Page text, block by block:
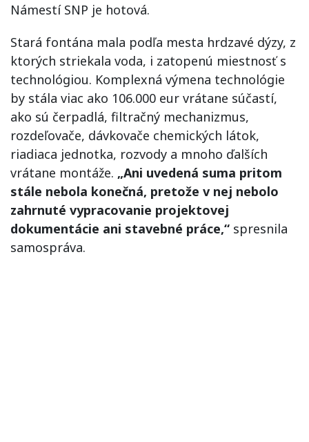
Námestí SNP je hotová.
Stará fontána mala podľa mesta hrdzavé dýzy, z
ktorých striekala voda, i zatopenú miestnosť s
technológiou. Komplexná výmena technológie
by stála viac ako 106.000 eur vrátane súčastí,
ako sú čerpadlá, filtračný mechanizmus,
rozdeľovače, dávkovače chemických látok,
riadiaca jednotka, rozvody a mnoho ďalších
vrátane montáže. „Ani uvedená suma pritom
stále nebola konečná, pretože v nej nebolo
zahrnuté vypracovanie projektovej
dokumentácie ani stavebné práce,“ spresnila
samospráva.